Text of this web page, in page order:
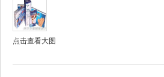
点击查看大图